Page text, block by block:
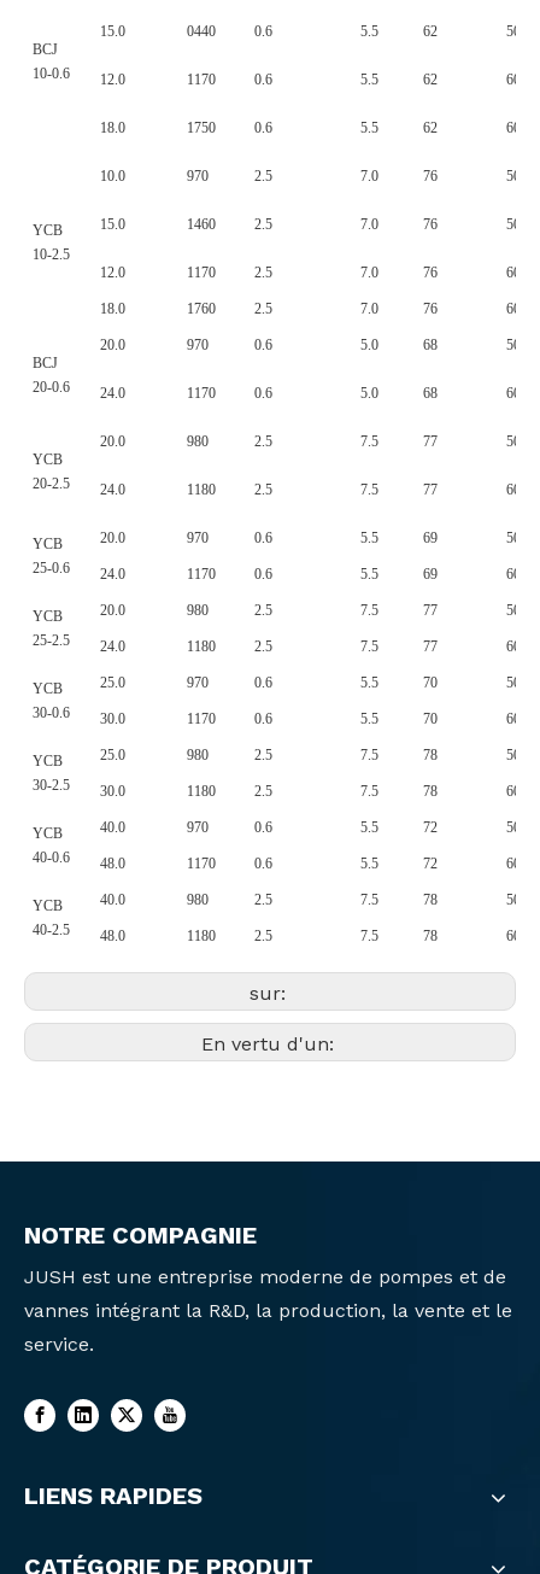
BCJ
10-0.6
15.0 0440 0.6 5.5 62 50
12.0 1170 0.6 5.5 62 60
18.0 1750 0.6 5.5 62 60
YCB
10-2.5
10.0 970 2.5 7.0 76 50
15.0 1460 2.5 7.0 76 50
12.0 1170 2.5 7.0 76 60
18.0 1760 2.5 7.0 76 60
BCJ
20-0.6
20.0 970 0.6 5.0 68 50
24.0 1170 0.6 5.0 68 60
YCB
20-2.5
20.0 980 2.5 7.5 77 50
24.0 1180 2.5 7.5 77 60
YCB
25-0.6
20.0 970 0.6 5.5 69 50
24.0 1170 0.6 5.5 69 60
YCB
25-2.5
20.0 980 2.5 7.5 77 50
24.0 1180 2.5 7.5 77 60
YCB
30-0.6
25.0 970 0.6 5.5 70 50
30.0 1170 0.6 5.5 70 60
YCB
30-2.5
25.0 980 2.5 7.5 78 50
30.0 1180 2.5 7.5 78 60
YCB
40-0.6
40.0 970 0.6 5.5 72 50
48.0 1170 0.6 5.5 72 60
YCB
40-2.5
40.0 980 2.5 7.5 78 50
48.0 1180 2.5 7.5 78 60
sur:
En vertu d'un:
NOTRE COMPAGNIE
JUSH est une entreprise moderne de pompes et de
vannes intégrant la R&D, la production, la vente et le
service.
LIENS RAPIDES
CATÉGORIE DE PRODUIT